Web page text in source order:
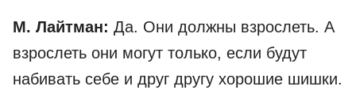
М. Лайтман: Да. Они должны взрослеть. А
взрослеть они могут только, если будут
набивать себе и друг другу хорошие шишки.